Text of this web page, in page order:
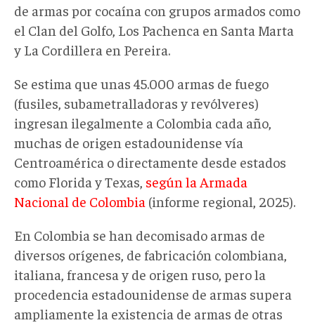
de armas por cocaína con grupos armados como
el Clan del Golfo, Los Pachenca en Santa Marta
y La Cordillera en Pereira.
Se estima que unas 45.000 armas de fuego
(fusiles, subametralladoras y revólveres)
ingresan ilegalmente a Colombia cada año,
muchas de origen estadounidense vía
Centroamérica o directamente desde estados
como Florida y Texas, según la Armada
Nacional de Colombia (informe regional, 2025).
En Colombia se han decomisado armas de
diversos orígenes, de fabricación colombiana,
italiana, francesa y de origen ruso, pero la
procedencia estadounidense de armas supera
ampliamente la existencia de armas de otras